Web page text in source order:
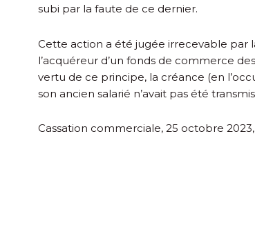
subi par la faute de ce dernier.
Cette action a été jugée irrecevable par
l’acquéreur d’un fonds de commerce
vertu de ce principe, la créance (en
son ancien salarié n’avait pas été
Cassation commerciale, 25 octobre 2023,